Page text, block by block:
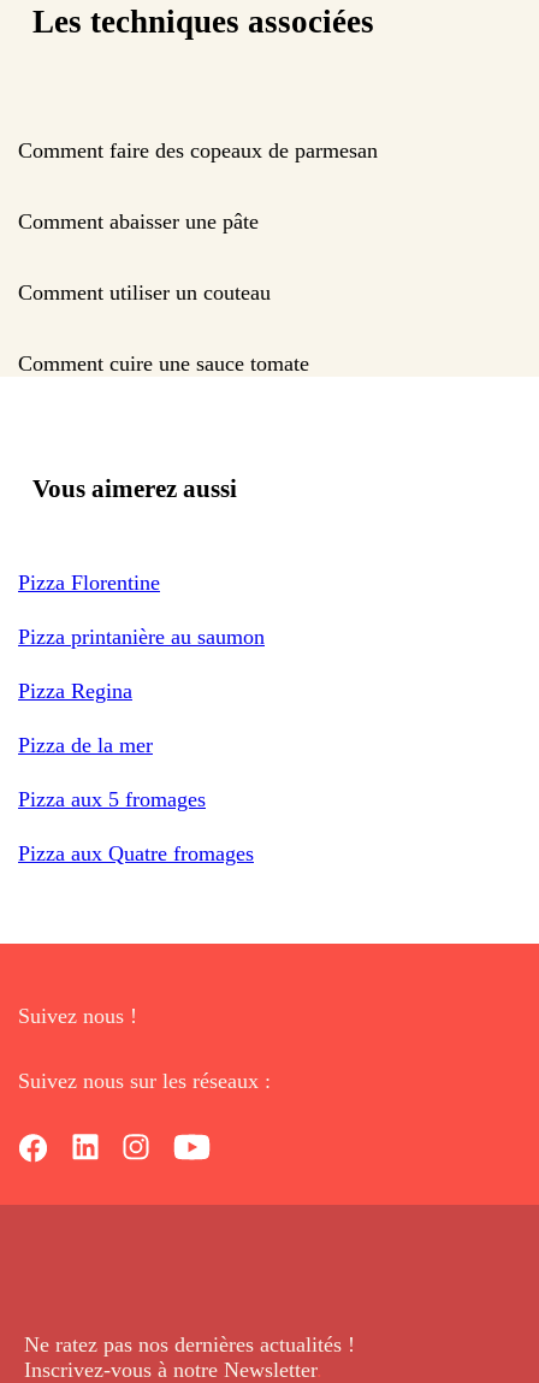
Les techniques associées
Comment faire des copeaux de parmesan
Comment abaisser une pâte
Comment utiliser un couteau
Comment cuire une sauce tomate
Vous aimerez aussi
Pizza Florentine
Pizza printanière au saumon
Pizza Regina
Pizza de la mer
Pizza aux 5 fromages
Pizza aux Quatre fromages
Suivez nous !
Suivez nous sur les réseaux :
Ne ratez pas nos dernières actualités !
Inscrivez-vous à notre Newsletter.